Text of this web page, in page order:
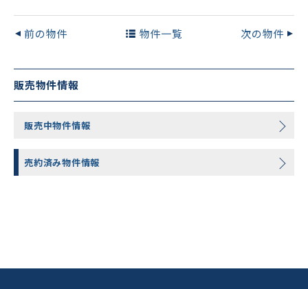
前の物件 物件一覧 次の物件
販売物件情報
販売中物件情報
売約済み物件情報